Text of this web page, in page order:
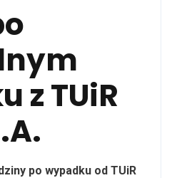
z TUiR
po wypadku od TUiR